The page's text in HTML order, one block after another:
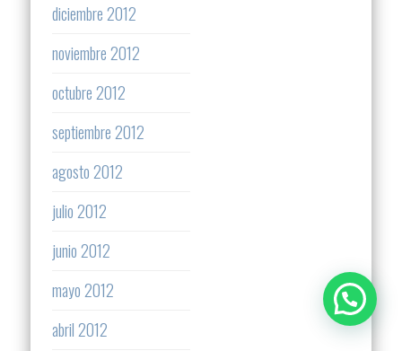
diciembre 2012
noviembre 2012
octubre 2012
septiembre 2012
agosto 2012
julio 2012
junio 2012
mayo 2012
abril 2012